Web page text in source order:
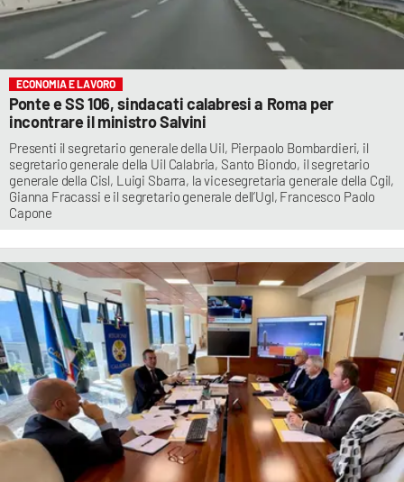
ECONOMIA E LAVORO
Ponte e SS 106, sindacati calabresi a Roma per
incontrare il ministro Salvini
Presenti il segretario generale della Uil, Pierpaolo Bombardieri, il
segretario generale della Uil Calabria, Santo Biondo, il segretario
generale della Cisl, Luigi Sbarra, la vicesegretaria generale della Cgil,
Gianna Fracassi e il segretario generale dell’Ugl, Francesco Paolo
Capone